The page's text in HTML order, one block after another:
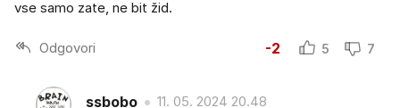
vse samo zate, ne bit žid.
Odgovori -2 5 7
ssbobo 11. 05. 2024 20.48